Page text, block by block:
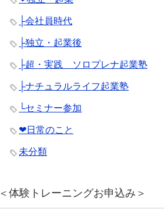
├会社員時代
├独立・起業後
├超・実践 ソロプレナ起業塾
├ナチュラルライフ起業塾
└セミナー参加
❤︎日常のこと
未分類
＜体験トレーニングお申込み＞